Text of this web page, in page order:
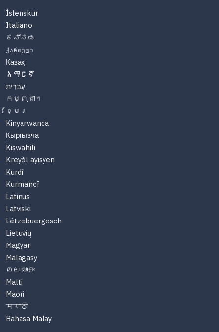
Íslenskur
Italiano
ಕನ್ನಡ
ქართული
Казақ
አማርኛ
עִברִית
កម្ពុជា។
ខ្មែរ
Kinyarwanda
Кыргызча
Kiswahili
Kreyòl ayisyen
Kurdî
Kurmancî
Latinus
Latviski
Lëtzebuergesch
Lietuvių
Magyar
Malagasy
മലയാളം
Malti
Maori
मराठी
Bahasa Malay